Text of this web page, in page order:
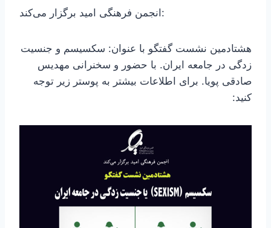
انجمن فرهنگی امید برگزار می‌کند:
هشتادمین نشست گفتگو با عنوان: سکسیسم و جنسیت
زدگی در جامعه ایران. با حضور و سخنرانی مهدیس
صادقی پویا. برای اطلاعات بیشتر به پوستر زیر توجه
کنید: